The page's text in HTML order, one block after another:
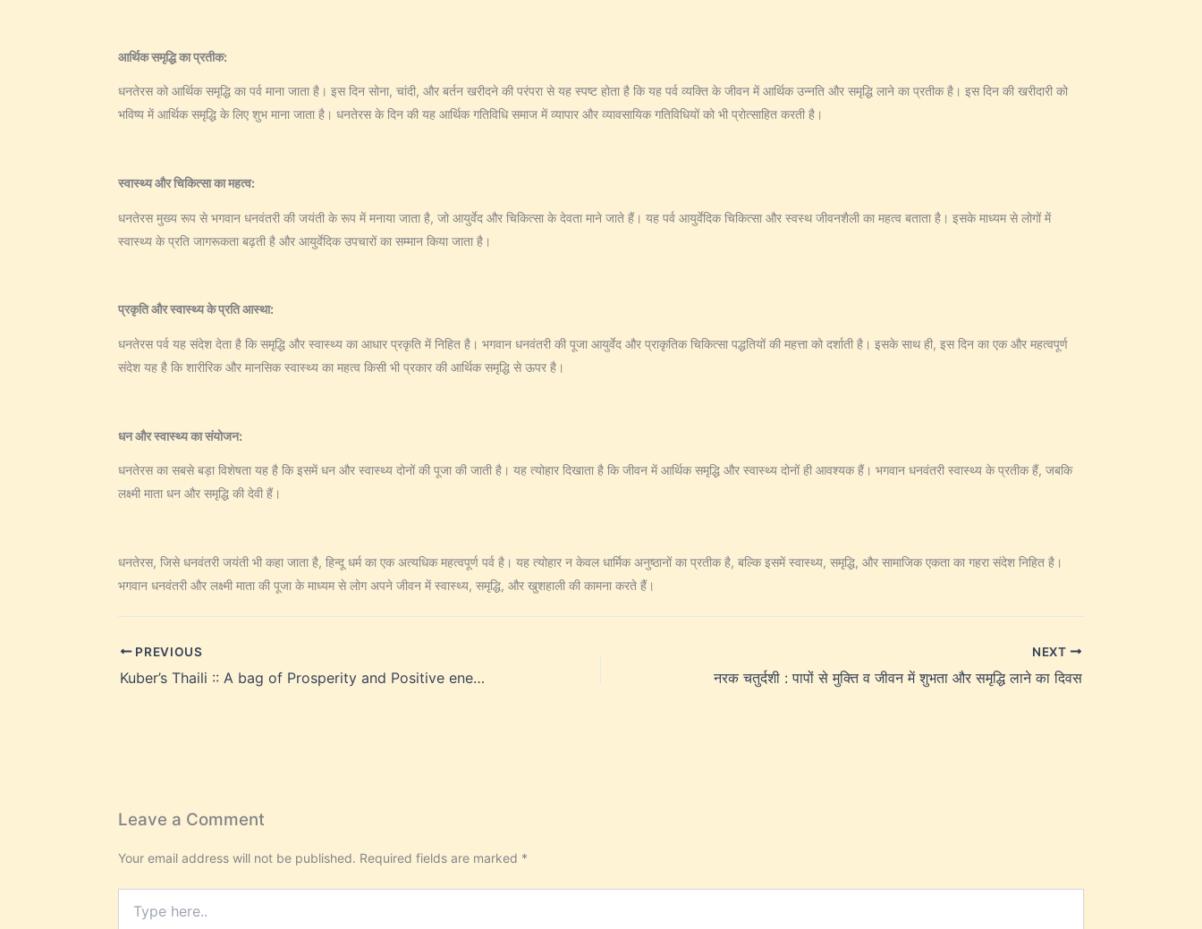
आर्थिक समृद्धि का प्रतीक:
धनतेरस को आर्थिक समृद्धि का पर्व माना जाता है। इस दिन सोना, चांदी, और बर्तन खरीदने की परंपरा से यह स्पष्ट होता है कि यह पर्व व्यक्ति के जीवन में आर्थिक उन्नति और समृद्धि लाने का प्रतीक है। इस दिन की खरीदारी को
भविष्य में आर्थिक समृद्धि के लिए शुभ माना जाता है। धनतेरस के दिन की यह आर्थिक गतिविधि समाज में व्यापार और व्यावसायिक गतिविधियों को भी प्रोत्साहित करती है।
स्वास्थ्य और चिकित्सा का महत्व:
धनतेरस मुख्य रूप से भगवान धनवंतरी की जयंती के रूप में मनाया जाता है, जो आयुर्वेद और चिकित्सा के देवता माने जाते हैं। यह पर्व आयुर्वेदिक चिकित्सा और स्वस्थ जीवनशैली का महत्व बताता है। इसके माध्यम से लोगों में
स्वास्थ्य के प्रति जागरूकता बढ़ती है और आयुर्वेदिक उपचारों का सम्मान किया जाता है।
प्रकृति और स्वास्थ्य के प्रति आस्था:
धनतेरस पर्व यह संदेश देता है कि समृद्धि और स्वास्थ्य का आधार प्रकृति में निहित है। भगवान धनवंतरी की पूजा आयुर्वेद और प्राकृतिक चिकित्सा पद्धतियों की महत्ता को दर्शाती है। इसके साथ ही, इस दिन का एक और महत्वपूर्ण
संदेश यह है कि शारीरिक और मानसिक स्वास्थ्य का महत्व किसी भी प्रकार की आर्थिक समृद्धि से ऊपर है।
धन और स्वास्थ्य का संयोजन:
धनतेरस का सबसे बड़ा विशेषता यह है कि इसमें धन और स्वास्थ्य दोनों की पूजा की जाती है। यह त्योहार दिखाता है कि जीवन में आर्थिक समृद्धि और स्वास्थ्य दोनों ही आवश्यक हैं। भगवान धनवंतरी स्वास्थ्य के प्रतीक हैं, जबकि
लक्ष्मी माता धन और समृद्धि की देवी हैं।
धनतेरस, जिसे धनवंतरी जयंती भी कहा जाता है, हिन्दू धर्म का एक अत्यधिक महत्वपूर्ण पर्व है। यह त्योहार न केवल धार्मिक अनुष्ठानों का प्रतीक है, बल्कि इसमें स्वास्थ्य, समृद्धि, और सामाजिक एकता का गहरा संदेश निहित है।
भगवान धनवंतरी और लक्ष्मी माता की पूजा के माध्यम से लोग अपने जीवन में स्वास्थ्य, समृद्धि, और खुशहाली की कामना करते हैं।
PREVIOUS
Kuber’s Thaili :: A bag of Prosperity and Positive energy
NEXT
नरक चतुर्दशी : पापों से मुक्ति व जीवन में शुभता और समृद्धि लाने का दिवस
Leave a Comment
Your email address will not be published. Required fields are marked *
here..